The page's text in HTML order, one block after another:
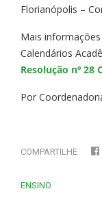
Florianópolis –
Mais
Calendários
Resolução nº 28
Por
COMPARTILHE
ENSINO